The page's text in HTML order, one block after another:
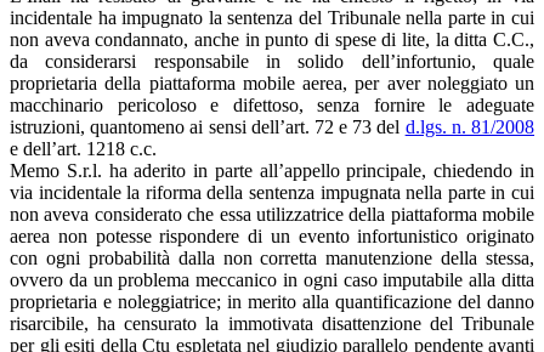
incidentale ha impugnato la sentenza del Tribunale nella parte in cui
non aveva condannato, anche in punto di spese di lite, la ditta C.C.,
da considerarsi responsabile in solido dell’infortunio, quale
proprietaria della piattaforma mobile aerea, per aver noleggiato un
macchinario pericoloso e difettoso, senza fornire le adeguate
istruzioni, quantomeno ai sensi dell’art. 72 e 73 del d.lgs. n. 81/2008
e dell’art. 1218 c.c.
Memo S.r.l. ha aderito in parte all’appello principale, chiedendo in
via incidentale la riforma della sentenza impugnata nella parte in cui
non aveva considerato che essa utilizzatrice della piattaforma mobile
aerea non potesse rispondere di un evento infortunistico originato
con ogni probabilità dalla non corretta manutenzione della stessa,
ovvero da un problema meccanico in ogni caso imputabile alla ditta
proprietaria e noleggiatrice; in merito alla quantificazione del danno
risarcibile, ha censurato la immotivata disattenzione del Tribunale
per gli esiti della Ctu espletata nel giudizio parallelo pendente avanti